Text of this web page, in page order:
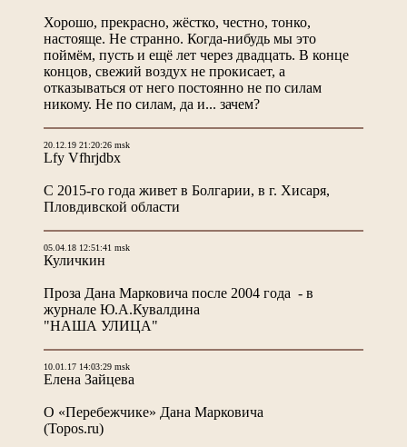
Хорошо, прекрасно, жёстко, честно, тонко,
настояще. Не странно. Когда-нибудь мы это
поймём, пусть и ещё лет через двадцать. В конце
концов, свежий воздух не прокисает, а
отказываться от него постоянно не по силам
никому. Не по силам, да и... зачем?
20.12.19 21:20:26 msk
Lfy Vfhrjdbx
С 2015-го года живет в Болгарии, в г. Хисаря,
Пловдивской области
05.04.18 12:51:41 msk
Куличкин
Проза Дана Марковича после 2004 года - в
журнале Ю.А.Кувалдина
"НАША УЛИЦА"
10.01.17 14:03:29 msk
Елена Зайцева
О «Перебежчике» Дана Марковича
(Topos.ru)